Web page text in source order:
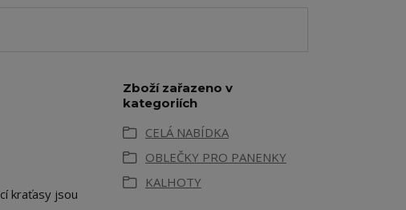
kraťasy jsou
Zboží zařazeno v
kategoriích
CELÁ NABÍDKA
OBLEČKY PRO PANENKY
KALHOTY